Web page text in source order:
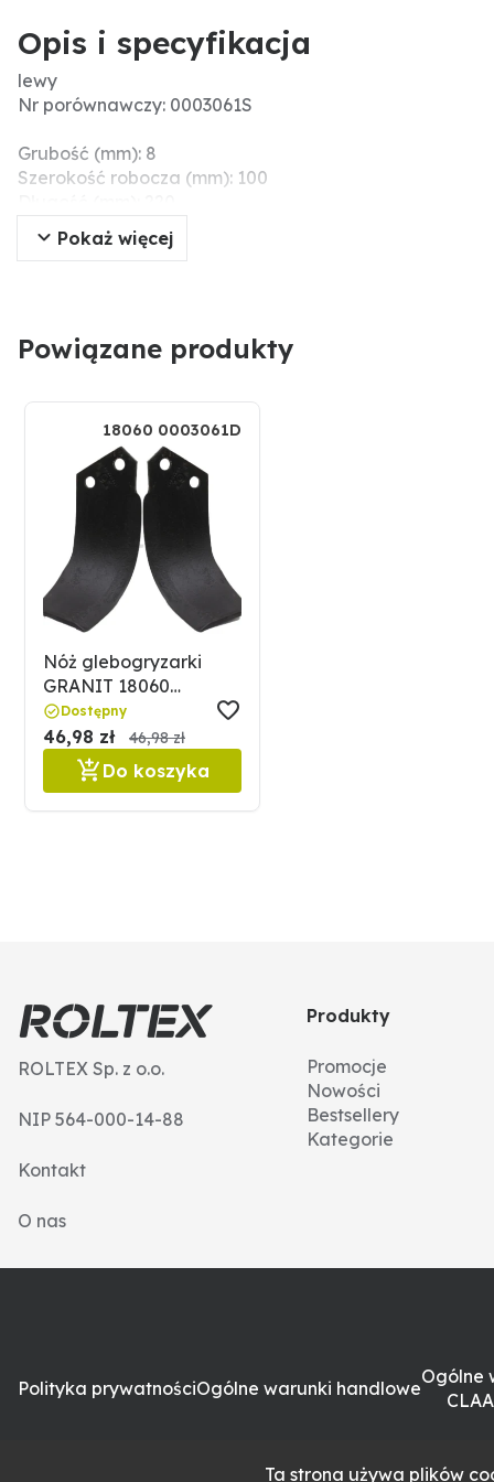
Ta strona używa plików
Opis i specyfikacja
lewy
Nr porównawczy: 0003061S
Grubość (mm): 8
Szerokość robocza (mm): 100
Rozstaw otworów (mm): 46
Wymiary montażowe (mm): 80
Pokaż więcej
Powiązane produkty
18060 0003061D
Nóż glebogryzarki
GRANIT 18060
0003061D
Dostępny
46,98 zł 46,98 zł
Do koszyka
ROLTEX Sp. z o.o.
NIP 564-000-14-88
Kontakt
O nas
Produkty
Promocje
Nowości
Bestsellery
Kategorie
Polityka prywatnościOgólne warunki handlowe
Ogólne